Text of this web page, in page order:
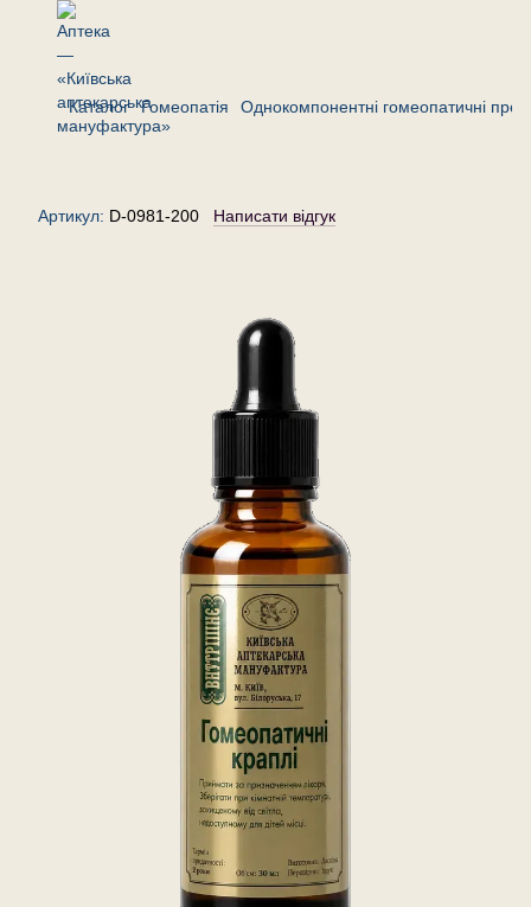
Каталог Гомеопатія Однокомпонентні гомеопатичні
Станнум йодатум 200 — краплі
Артикул: D-0981-200 Написати відгук